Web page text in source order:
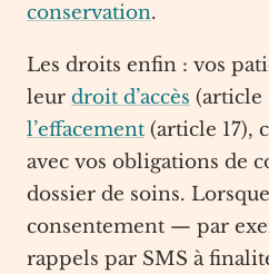
conservation.
Les droits enfin : vos
leur droit d’accès (article
l’effacement (article 17),
avec vos obligations de
dossier de soins.
consentement — par
rappels par SMS à